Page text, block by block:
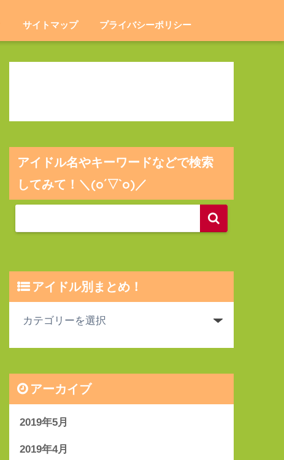
サイトマップ プライバシーポリシー
アイドル名やキーワードなどで検索
してみて！＼(o´▽`o)／
アイドル別まとめ！
アーカイブ
2019年5月
2019年4月